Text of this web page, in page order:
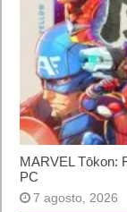
MARVEL Tōkon:
PC
7 agosto, 2026